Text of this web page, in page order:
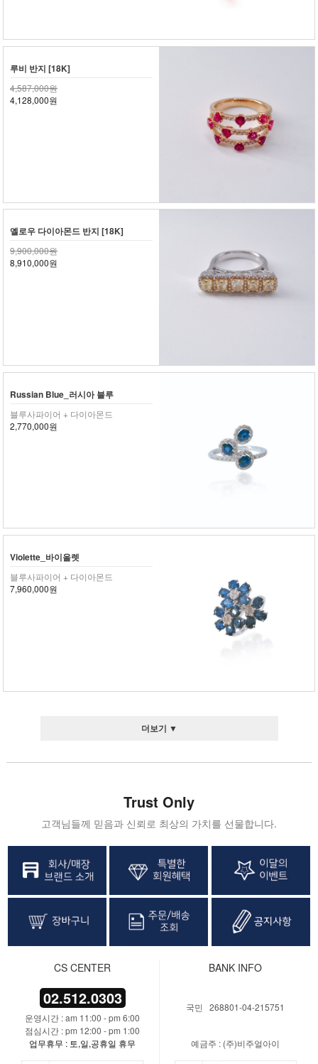
루비 반지 [18K]
4,587,000원
4,128,000원
옐로우 다이아몬드 반지 [18K]
9,900,000원
8,910,000원
Russian Blue_러시아 블루
블루사파이어 + 다이아몬드
2,770,000원
Violette_바이올렛
블루사파이어 + 다이아몬드
7,960,000원
더보기 ▼
Trust Only
고객님들께 믿음과 신뢰로 최상의 가치를 선물합니다.
CS CENTER
02.512.0303
운영시간 : am 11:00 - pm 6:00
점심시간 : pm 12:00 - pm 1:00
업무휴무 : 토,일,공휴일 휴무
BANK INFO
국민 268801-04-215751
예금주 : (주)비주얼아이